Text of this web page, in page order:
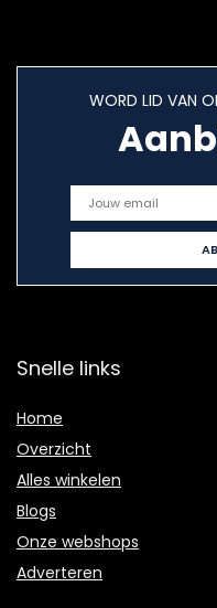
WORD LID VAN
Snelle links
Home
Overzicht
Alles winkelen
Blogs
Onze webshops
Adverteren